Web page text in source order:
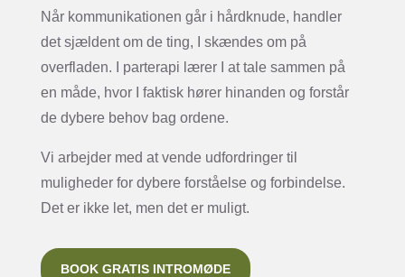
Når kommunikationen går i hårdknude, handler
det sjældent om de ting, I skændes om på
overfladen. I parterapi lærer I at tale sammen på
en måde, hvor I faktisk hører hinanden og forstår
de dybere behov bag ordene.
Vi arbejder med at vende udfordringer til
muligheder for dybere forståelse og forbindelse.
Det er ikke let, men det er muligt.
BOOK GRATIS INTROMØDE